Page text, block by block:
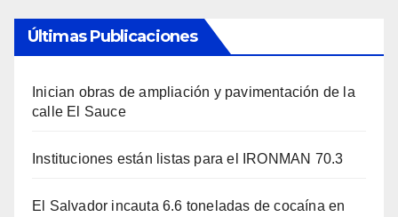
Últimas Publicaciones
Inician obras de ampliación y pavimentación de la
calle El Sauce
Instituciones están listas para el IRONMAN 70.3
El Salvador incauta 6.6 toneladas de cocaína en